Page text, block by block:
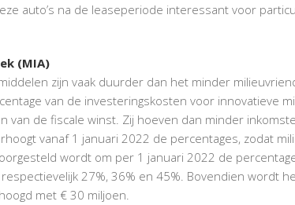
auto’s na de leaseperiode interessant voor
(MIA)
zijn vaak duurder dan het minder
van de investeringskosten voor innovatieve
van de fiscale winst. Zij hoeven dan minder
vanaf 1 januari 2022 de percentages, zodat
wordt om per 1 januari 2022 de
27%, 36% en 45%. Bovendien wordt
met € 30 miljoen.